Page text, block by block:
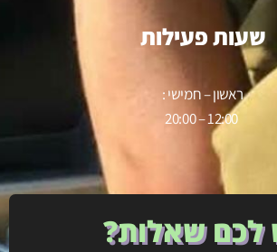
לכם שאלות?
שעות פעילות
ראשון – חמישי :